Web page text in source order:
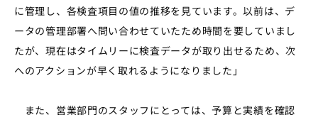
に管理し、各検査項目の値の推移を見ています。以前は、デ
ータの管理部署へ問い合わせていたため時間を要していまし
たが、現在はタイムリーに検査データが取り出せるため、次
へのアクションが早く取れるようになりました」
また、営業部門のスタッフにとっては、予算と実績を確認